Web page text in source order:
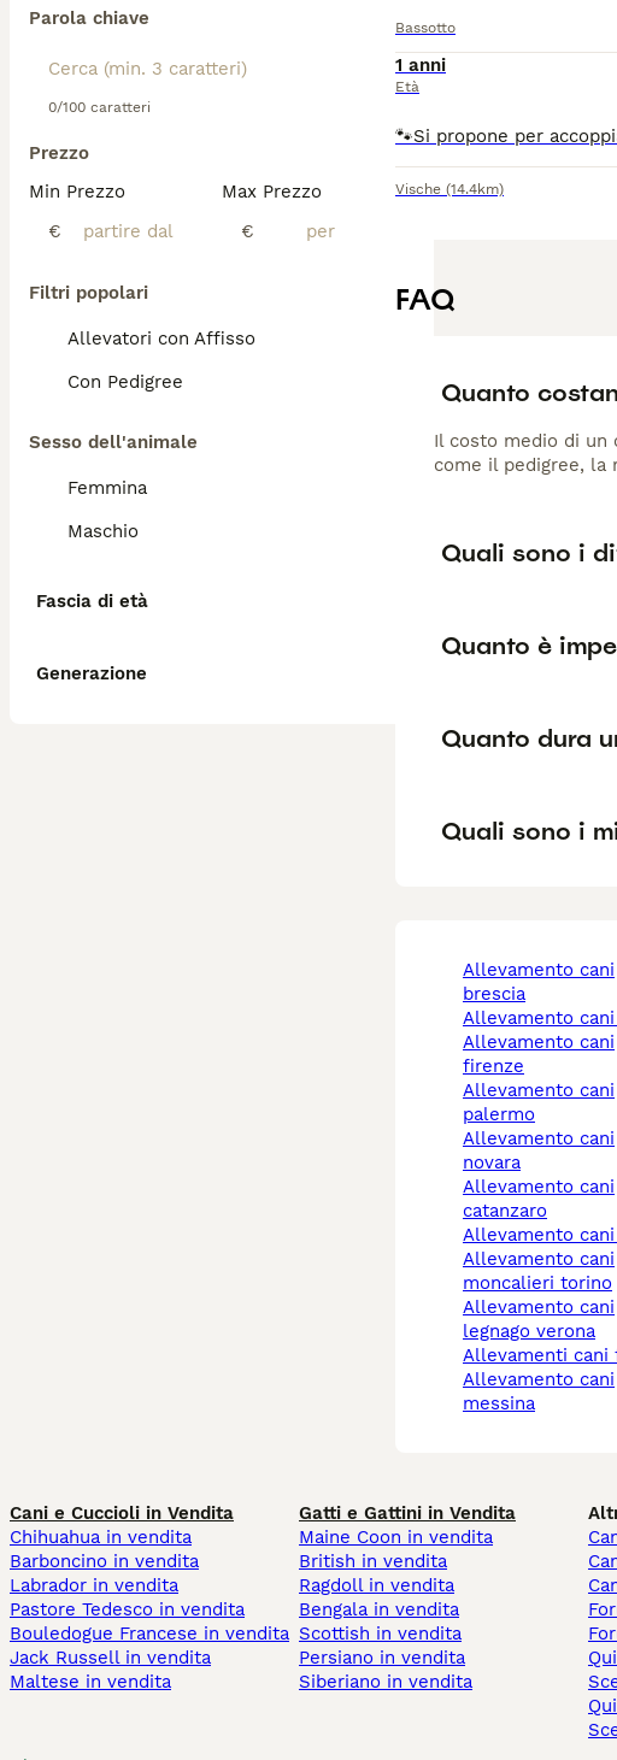
Parola chiave
0/100 caratteri
Prezzo
Min Prezzo
€
Max Prezzo
€
Filtri popolari
Allevatori con Affisso
Con Pedigree
Sesso dell'animale
Femmina
Maschio
Fascia di età
Generazione
Bassotto
1 anni
Età
Vische (14.4km)
FAQ
Quanto
Il costo medio di un
come il pedigree, la
Quali sono i
Quanto è
Quanto dura
Quali sono i
allevamento cani
brescia
allevamento
allevamento cani
firenze
allevamento cani
palermo
allevamento cani
novara
allevamento cani
catanzaro
allevamento
allevamento cani
moncalieri torino
allevamento cani
legnago verona
allevamenti
allevamento cani
messina
Cani e Cuccioli in Vendita
Chihuahua in vendita
Barboncino in vendita
Labrador in vendita
Pastore Tedesco in vendita
Bouledogue Francese in vendita
Jack Russell in vendita
Maltese in vendita
Gatti e Gattini in Vendita
Maine Coon in vendita
British in vendita
Ragdoll in vendita
Bengala in vendita
Scottish in vendita
Persiano in vendita
Siberiano in vendita